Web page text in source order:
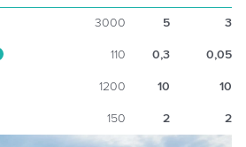
3000 5 3
110 0,3 0,05
1200 10 10
150 2 2